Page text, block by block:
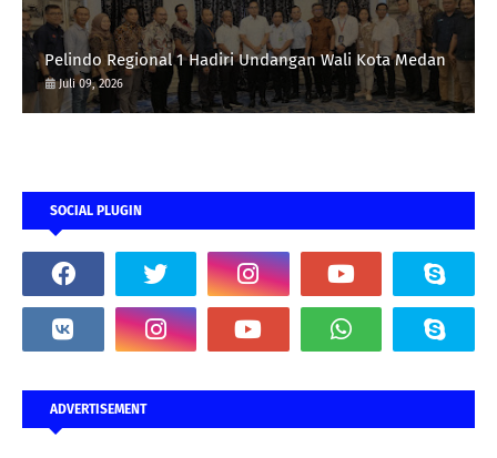
Pelindo Regional 1 Hadiri Undangan Wali Kota Medan
Juli 09, 2026
SOCIAL PLUGIN
ADVERTISEMENT